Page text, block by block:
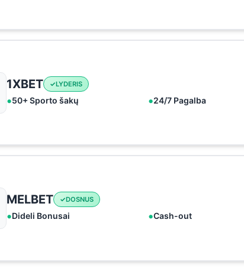
1XBET LYDERIS
50+ Sporto šakų 24/7 Pagalba
MELBET DOSNUS
Dideli Bonusai Cash-out